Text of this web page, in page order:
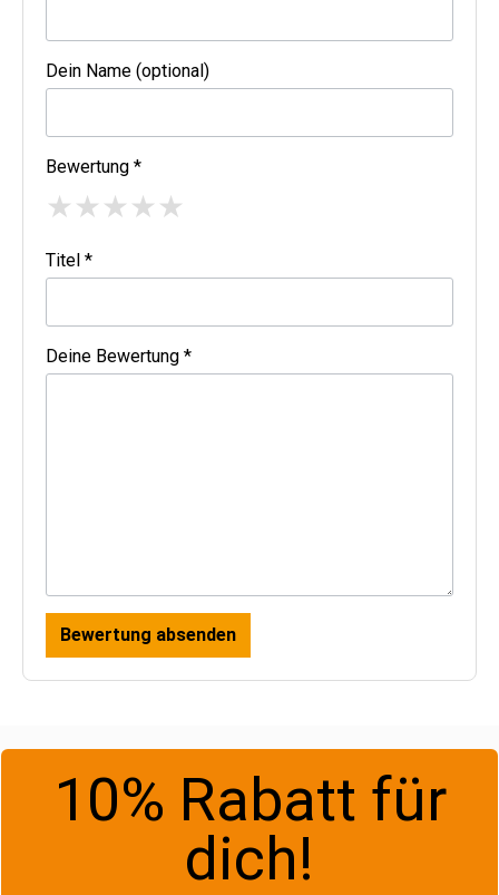
Dein Name (optional)
Bewertung *
★★★★★
Titel *
Deine Bewertung *
Bewertung absenden
10% Rabatt für
dich!